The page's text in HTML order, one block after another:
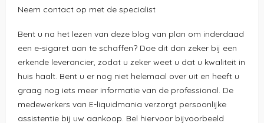
Neem contact op met de specialist
Bent u na het lezen van deze blog van plan om inderdaad
een e-sigaret aan te schaffen? Doe dit dan zeker bij een
erkende leverancier, zodat u zeker weet u dat u kwaliteit in
huis haalt. Bent u er nog niet helemaal over uit en heeft u
graag nog iets meer informatie van de professional. De
medewerkers van E-liquidmania verzorgt persoonlijke
assistentie bij uw aankoop. Bel hiervoor bijvoorbeeld